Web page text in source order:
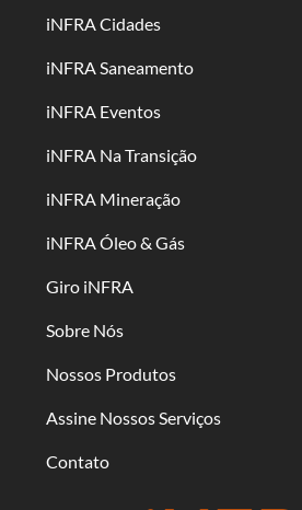
iNFRA Cidades
iNFRA Saneamento
iNFRA Eventos
iNFRA Na Transição
iNFRA Mineração
iNFRA Óleo & Gás
Giro iNFRA
Sobre Nós
Nossos Produtos
Assine Nossos Serviços
Contato